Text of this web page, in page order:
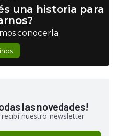
una historia para
conocerla
las novedades!
nuestro newsletter